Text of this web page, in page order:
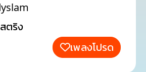
สตริง
เพลงโปรด